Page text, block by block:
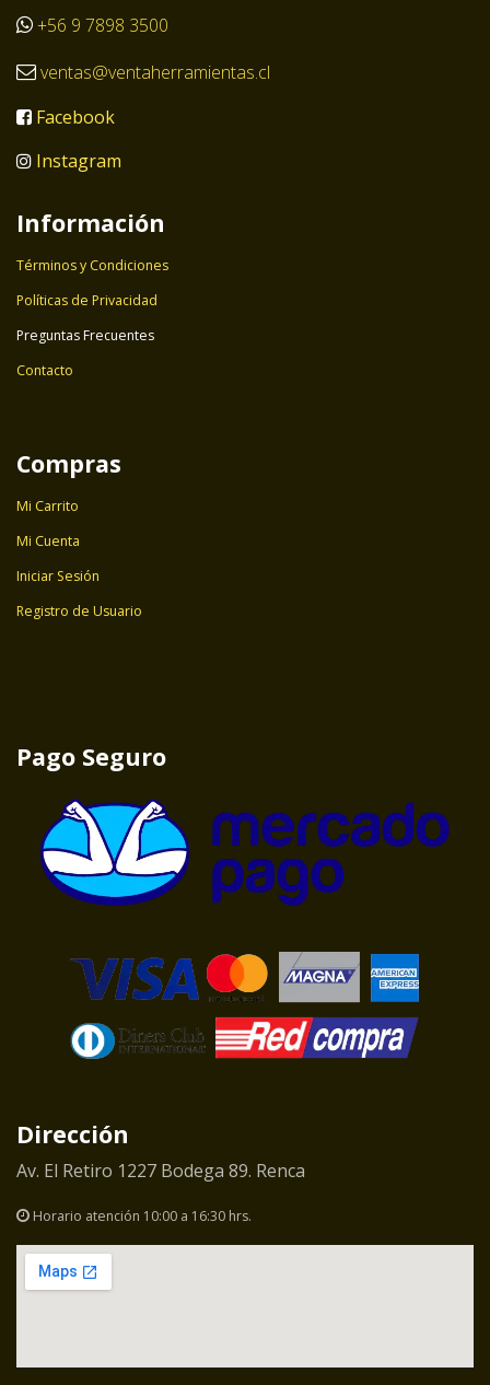
+56 9 7898 3500
ventas@ventaherramientas.cl
Facebook
Instagram
Información
Términos y Condiciones
Políticas de Privacidad
Preguntas Frecuentes
Contacto
Compras
Mi Carrito
Mi Cuenta
Iniciar Sesión
Registro de Usuario
Pago Seguro
Dirección
Av. El Retiro 1227 Bodega 89. Renca
Horario atención 10:00 a 16:30 hrs.